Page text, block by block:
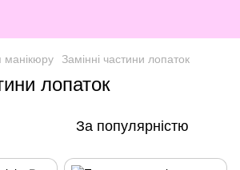
манікюру Замінні частини лопаток
лопаток
За популярністю